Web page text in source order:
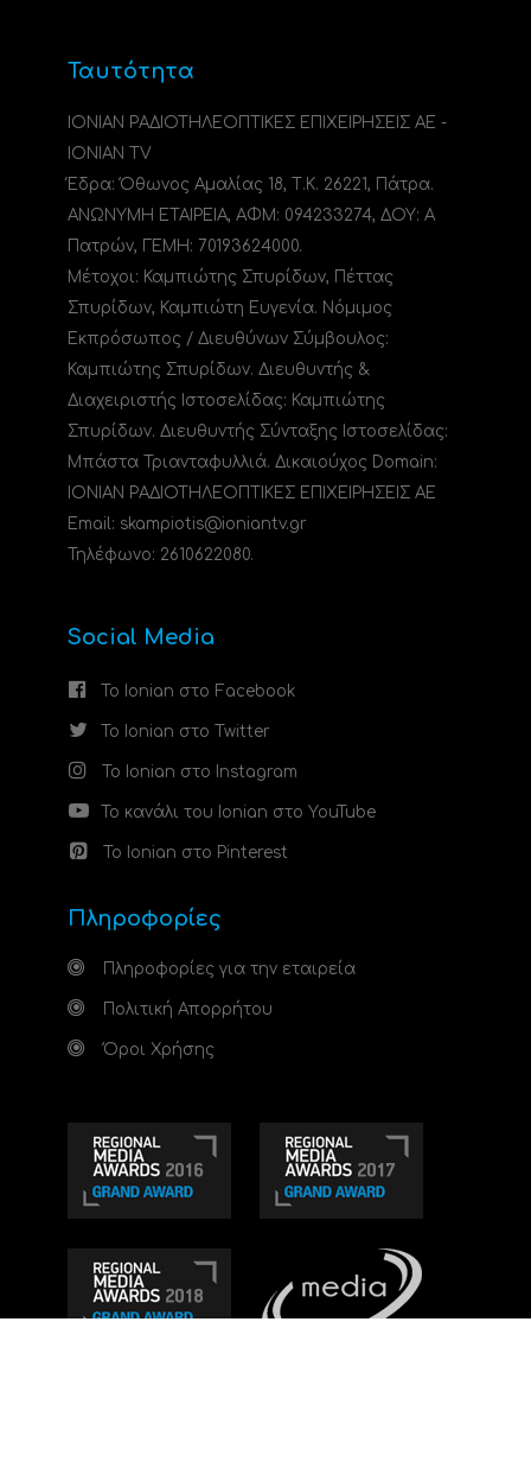
Ταυτότητα
ΙΟΝΙΑΝ ΡΑΔΙΟΤΗΛΕΟΠΤΙΚΕΣ ΕΠΙΧΕΙΡΗΣΕΙΣ ΑΕ -
IONIAN TV
Έδρα: Όθωνος Αμαλίας 18, Τ.Κ. 26221, Πάτρα.
ΑΝΩΝΥΜΗ ΕΤΑΙΡΕΙΑ, ΑΦΜ: 094233274, ΔΟΥ: A
Πατρών, ΓΕΜΗ: 70193624000.
Μέτοχοι: Καμπιώτης Σπυρίδων, Πέττας
Σπυρίδων, Καμπιώτη Ευγενία. Νόμιμος
Εκπρόσωπος / Διευθύνων Σύμβουλος:
Καμπιώτης Σπυρίδων. Διευθυντής &
Διαχειριστής Ιστοσελίδας: Καμπιώτης
Σπυρίδων. Διευθυντής Σύνταξης Ιστοσελίδας:
Μπάστα Τριανταφυλλιά. Δικαιούχος Domain:
ΙΟΝΙΑΝ ΡΑΔΙΟΤΗΛΕΟΠΤΙΚΕΣ ΕΠΙΧΕΙΡΗΣΕΙΣ ΑΕ
Email: skampiotis@ioniantv.gr
Τηλέφωνο: 2610622080.
Social Media
Το Ionian στο Facebook
Το Ionian στο Twitter
Το Ionian στο Instagram
Το κανάλι του Ionian στο YouTube
Το Ionian στο Pinterest
Πληροφορίες
Πληροφορίες για την εταιρεία
Πολιτική Απορρήτου
Όροι Χρήσης